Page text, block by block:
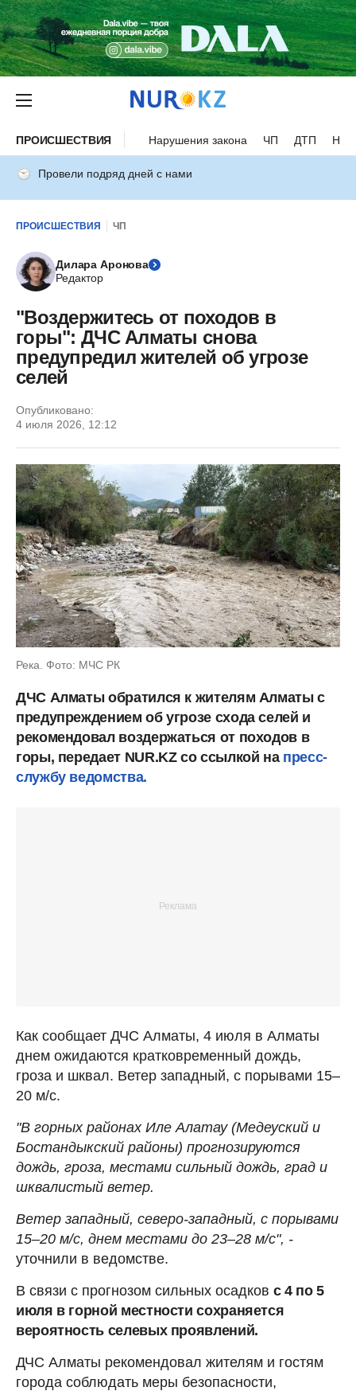
ПРОИСШЕСТВИЯ Нарушения закона ЧП ДТП
Провели подряд дней с нами
ПРОИСШЕСТВИЯ ЧП
Дилара Аронова
Редактор
"Воздержитесь от походов в
горы": ДЧС Алматы снова
предупредил жителей об угрозе
селей
Опубликовано:
4 июля 2026, 12:12
Река. Фото: МЧС РК
ДЧС Алматы обратился к жителям Алматы с
предупреждением об угрозе схода селей и
рекомендовал воздержаться от походов в
горы, передает NUR.KZ со ссылкой на пресс-
службу ведомства.
Как сообщает ДЧС Алматы, 4 июля в Алматы
днем ожидаются кратковременный дождь,
гроза и шквал. Ветер западный, с порывами 15–
20 м/с.
"В горных районах Иле Алатау (Медеуский и
Бостандыкский районы) прогнозируются
дождь, гроза, местами сильный дождь, град и
шквалистый ветер.
Ветер западный, северо-западный, с порывами
15–20 м/с, днем местами до 23–28 м/с", -
уточнили в ведомстве.
В связи с прогнозом сильных осадков с 4 по 5
июля в горной местности сохраняется
вероятность селевых проявлений.
ДЧС Алматы рекомендовал жителям и гостям
города соблюдать меры безопасности,